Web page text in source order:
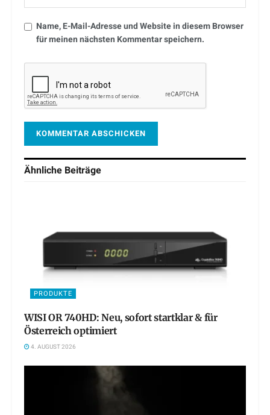
Name, E-Mail-Adresse und Website in diesem Browser
für meinen nächsten Kommentar speichern.
Ähnliche Beiträge
PRODUKTE
WISI OR 740HD: Neu, sofort startklar & für
Österreich optimiert
4. AUGUST 2026